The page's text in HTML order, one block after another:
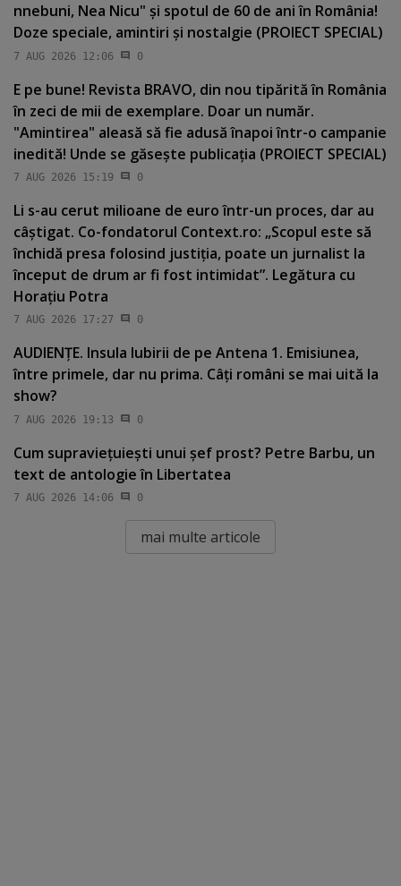
nnebuni, Nea Nicu" şi spotul de 60 de ani în România!
Doze speciale, amintiri şi nostalgie (PROIECT SPECIAL)
7 AUG 2026 12:06 0
E pe bune! Revista BRAVO, din nou tipărită în România
în zeci de mii de exemplare. Doar un număr.
"Amintirea" aleasă să fie adusă înapoi într-o campanie
inedită! Unde se găseşte publicaţia (PROIECT SPECIAL)
7 AUG 2026 15:19 0
Li s-au cerut milioane de euro într-un proces, dar au
câştigat. Co-fondatorul Context.ro: „Scopul este să
închidă presa folosind justiţia, poate un jurnalist la
început de drum ar fi fost intimidat”. Legătura cu
Horaţiu Potra
7 AUG 2026 17:27 0
AUDIENŢE. Insula Iubirii de pe Antena 1. Emisiunea,
între primele, dar nu prima. Câţi români se mai uită la
show?
7 AUG 2026 19:13 0
Cum supravieţuieşti unui şef prost? Petre Barbu, un
text de antologie în Libertatea
7 AUG 2026 14:06 0
mai multe articole